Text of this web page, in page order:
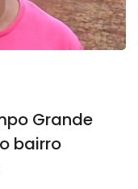
Grande
bairro